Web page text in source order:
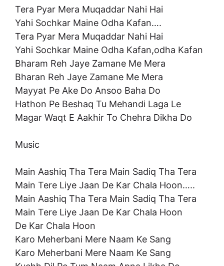
Tera Pyar Mera Muqaddar Nahi Hai
Yahi Sochkar Maine Odha Kafan….
Tera Pyar Mera Muqaddar Nahi Hai
Yahi Sochkar Maine Odha Kafan,odha Kafan
Bharam Reh Jaye Zamane Me Mera
Bharan Reh Jaye Zamane Me Mera
Mayyat Pe Ake Do Ansoo Baha Do
Hathon Pe Beshaq Tu Mehandi Laga Le
Magar Waqt E Aakhir To Chehra Dikha Do
Music
Main Aashiq Tha Tera Main Sadiq Tha Tera
Main Tere Liye Jaan De Kar Chala Hoon…..
Main Aashiq Tha Tera Main Sadiq Tha Tera
Main Tere Liye Jaan De Kar Chala Hoon
De Kar Chala Hoon
Karo Meherbani Mere Naam Ke Sang
Karo Meherbani Mere Naam Ke Sang